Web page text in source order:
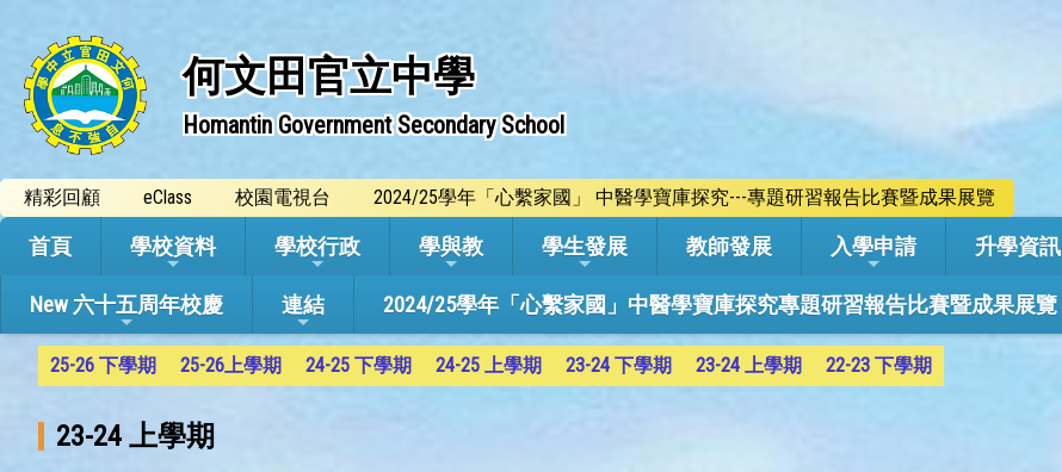
何文田官立中學
Homantin Government Secondary School
精彩回顧 eClass 校園電視台 2024/25學年「心繫家國」 中醫學寶庫探究---專題研習報告比賽暨成果展覽
首頁 學校資料 學校行政 學與教 學生發展 教師發展 入學申請 升學資訊
New 六十五周年校慶 連結 2024/25學年「心繫家國」中醫學寶庫探究專題研習報告比賽暨成果展覽
25-26 下學期 25-26上學期 24-25 下學期 24-25 上學期 23-24 下學期 23-24 上學期 22-23 下學期
23-24 上學期